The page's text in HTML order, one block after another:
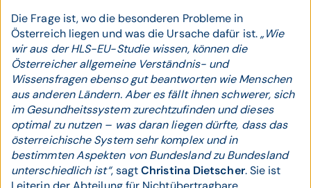
Die Frage ist, wo die besonderen Probleme in
Österreich liegen und was die Ursache dafür ist.„Wie
wir aus der HLS-EU-Studie wissen, können die
Österreicher allgemeine Verständnis- und
Wissensfragen ebenso gut beantworten wie Menschen
aus anderen Ländern. Aber es fällt ihnen schwerer, sich
im Gesundheitssystem zurechtzufinden und dieses
optimal zu nutzen – was daran liegen dürfte, dass das
österreichische System sehr komplex und in
bestimmten Aspekten von Bundesland zu Bundesland
unterschiedlich ist“, sagtChristina Dietscher. Sie ist